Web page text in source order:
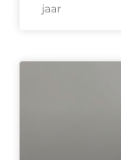
jaar